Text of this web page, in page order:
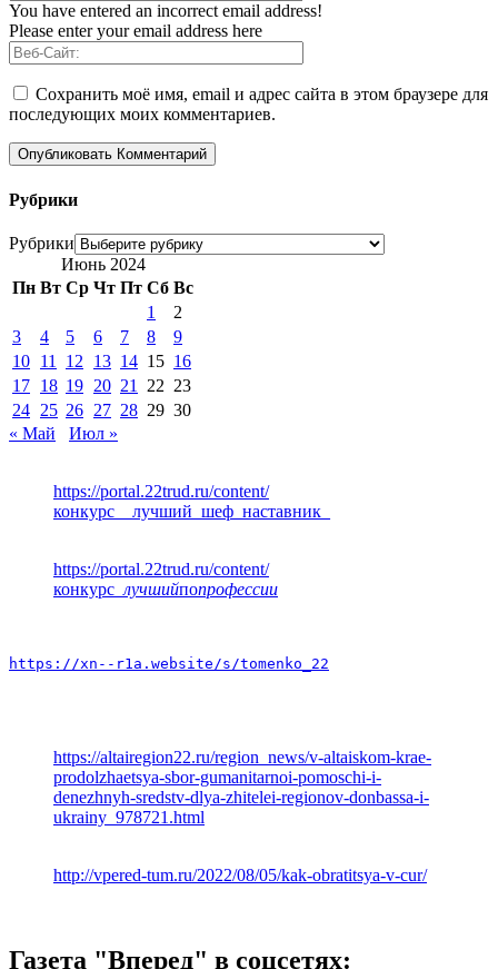
You have entered an incorrect email address!
Please enter your email address here
Сохранить моё имя, email и адрес сайта в этом браузере для
последующих моих комментариев.
Рубрики
Рубрики
Июнь 2024
Пн Вт Ср Чт Пт Сб Вс
1
2
3
4 5 6 7 8
9
10 11 12 13 14 15 16
17 18 19 20 21 22 23
24 25 26 27 28 29 30
« Май
Июл »
https://portal.22trud.ru/content/
конкурс__лучший_шеф_наставник_
https://portal.22trud.ru/content/
конкурс _лучшийпопрофессии
https://xn--r1a.website/s/tomenko_22
https://altairegion22.ru/region_news/v-altaiskom-krae-
prodolzhaetsya-sbor-gumanitarnoi-pomoschi-i-
denezhnyh-sredstv-dlya-zhitelei-regionov-donbassa-i-
ukrainy_978721.html
http://vpered-tum.ru/2022/08/05/kak-obratitsya-v-cur/
Газета "Вперед" в соцсетях: